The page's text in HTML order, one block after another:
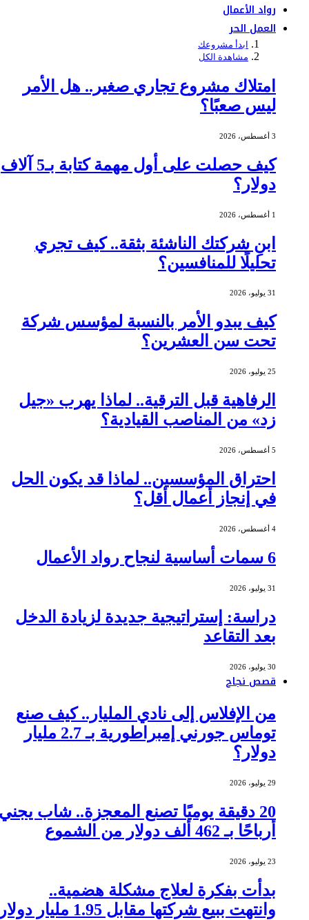
رواد الأعمال
العمل الحر
ابدأ مشروعك
مشاهدة الكل
امتلاك مشروع تجاري صغير.. هل الأمر
ليس صعبًا؟
3 أغسطس، 2026
كيف حصلت على أول مهمة كتابة بـ5 آلاف
دولار؟
1 أغسطس، 2026
ابنِ شركتك الناشئة بثقة.. كيف تجري
تحليلًا للمنافسين؟
31 يوليو، 2026
كيف يبدو الأمر بالنسبة لمؤسس شركة
تحت سن العشرين؟
25 يوليو، 2026
الرفاهية قبل الترقية.. لماذا يهرب «جيل
زد» من المناصب القيادية؟
5 أغسطس، 2026
احتراق المؤسسين.. لماذا قد يكون الحل
في إنجاز أعمال أقل؟
4 أغسطس، 2026
6 سمات أساسية لنجاح رواد الأعمال
31 يوليو، 2026
دراسة: إستراتيجية جديدة لزيادة الدخل
بعد التقاعد
30 يوليو، 2026
قصص نجاح
من الإفلاس إلى نادي المليار.. كيف صنع
توماس جورني إمبراطورية بـ 2.7 مليار
دولار؟
29 يوليو، 2026
20 دقيقة يوميًا تصنع المعجزة.. شاب يجني
أرباحًا بـ 462 ألف دولار من الشموع
23 يوليو، 2026
بدأت بفكرة لعلاج مشكلة هضمية..
وانتهت ببيع شركتها مقابل 1.95 مليار دولار